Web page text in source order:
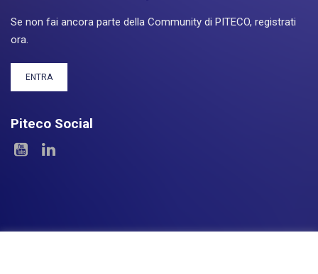
Se non fai ancora parte della Community di PITECO, registrati
ora.
ENTRA
Piteco Social